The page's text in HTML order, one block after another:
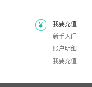
我要充值
新手入门
账户明细
我要充值